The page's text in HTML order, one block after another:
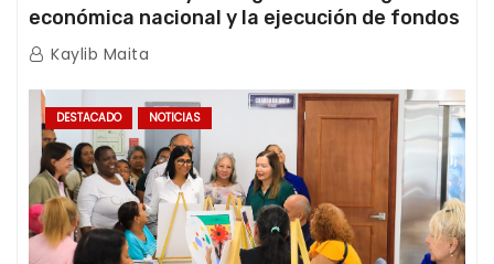
económica nacional y la ejecución de fondos
de emergencia post-sismos
Kaylib Maita
DESTACADO NOTICIAS